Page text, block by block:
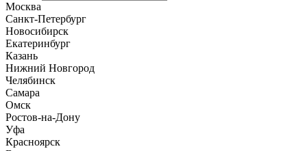
Москва
Санкт-Петербург
Новосибирск
Екатеринбург
Казань
Нижний Новгород
Челябинск
Самара
Омск
Ростов-на-Дону
Уфа
Красноярск